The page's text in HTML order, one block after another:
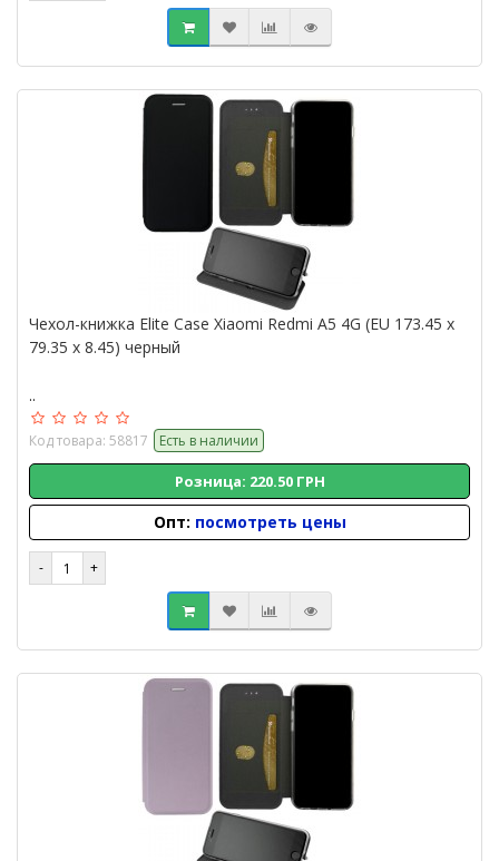
Чехол-книжка Elite Case Xiaomi Redmi A5 4G (EU 173.45 x
79.35 x 8.45) черный
..
Код товара: 58817 Есть в наличии
Розница: 220.50 ГРН
Опт: посмотреть цены